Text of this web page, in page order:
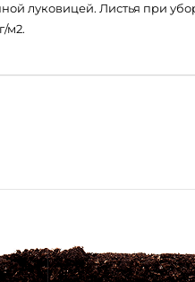
луковицей. Листья при
м2.